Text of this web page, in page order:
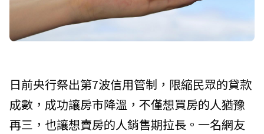
日前央行祭出第7波信用管制，限縮民眾的貸款
成數，成功讓房市降溫，不僅想買房的人猶豫
再三，也讓想賣房的人銷售期拉長。一名網友